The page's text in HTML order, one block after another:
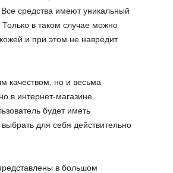
средства имеют уникальный
Только в таком случае можно
и при этом не навредит
качеством, но и весьма
в интернет-магазине.
будет иметь
для себя действительно
в большом